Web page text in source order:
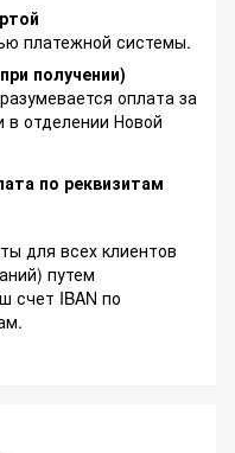
платежной системы.
получении)
оплата за
в отделении Новой
по реквизитам
для всех клиентов
путем
счет IBAN по